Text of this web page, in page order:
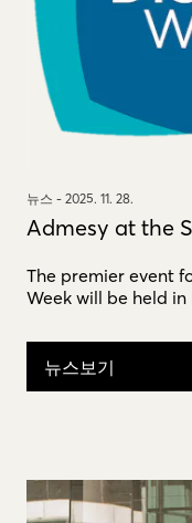
뉴스 - 2025. 11. 28.
Admesy at the
The premier event
Week will be held in
뉴스보기